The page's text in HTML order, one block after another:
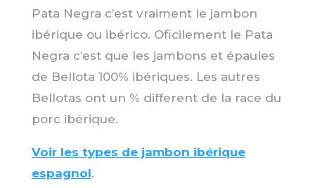
Pata Negra c’est vraiment le jambon
ibérique ou ibérico. Oficilement le Pata
Negra c’est que les jambons et épaules
de Bellota 100% ibériques. Les autres
Bellotas ont un % different de la race du
porc ibérique.
Voir les types de jambon ibérique
espagnol.